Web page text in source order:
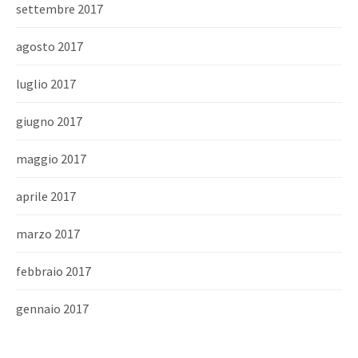
settembre 2017
agosto 2017
luglio 2017
giugno 2017
maggio 2017
aprile 2017
marzo 2017
febbraio 2017
gennaio 2017